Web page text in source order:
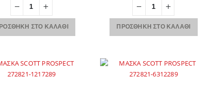
ΣΤΟ ΚΑΛΆΘΙ ΠΡΟΣΘΉΚΗ ΣΤΟ ΚΑΛΆΘΙ